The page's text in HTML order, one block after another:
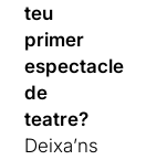
teu
primer
espectacle
de
teatre?
Deixa’ns